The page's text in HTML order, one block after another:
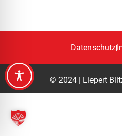
Datenschutz
© 2024 | Liepert